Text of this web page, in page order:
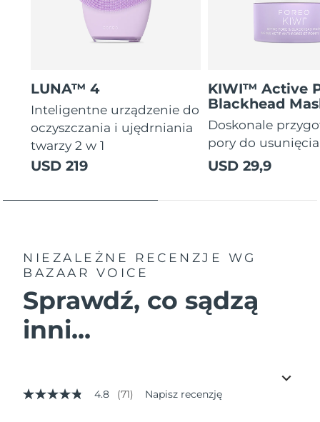
LUNA™ 4
Inteligentne urządzenie do
oczyszczania i ujędrniania
twarzy 2 w 1
USD 219
KIWI™ Active
Blackhead
Doskonale
pory do
USD 29,9
NIEZALEŻNE RECENZJE
WG
BAZAAR VOICE
Sprawdź, co sądzą
inni...
4.8
4.8 (71) Napisz recenzję